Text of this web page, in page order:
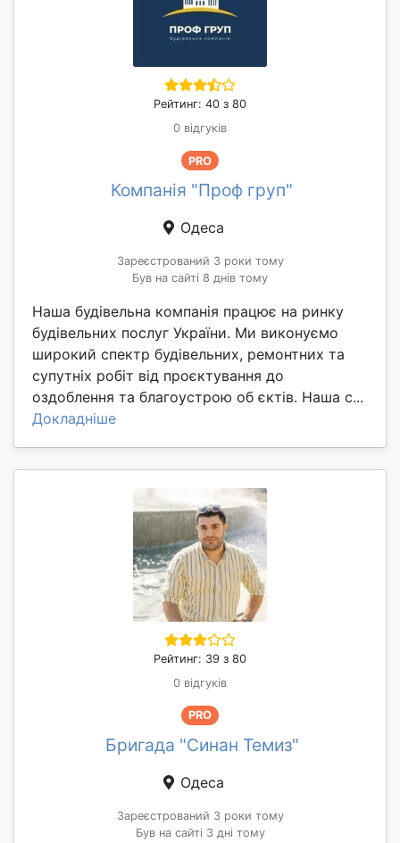
Рейтинг: 40 з 80
0 відгуків
PRO
Компанія "Проф груп"
Одеса
Зареєстрований 3 роки тому
Був на сайті 8 днів тому
Наша будівельна компанія працює на ринку
будівельних послуг України. Ми виконуємо
широкий спектр будівельних, ремонтних та
супутніх робіт від проєктування до
оздоблення та благоустрою об єктів. Наша с...
Докладніше
Рейтинг: 39 з 80
0 відгуків
PRO
Бригада "Синан Темиз"
Одеса
Зареєстрований 3 роки тому
Був на сайті 3 дні тому